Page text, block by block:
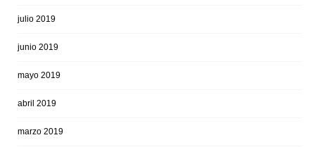
julio 2019
junio 2019
mayo 2019
abril 2019
marzo 2019